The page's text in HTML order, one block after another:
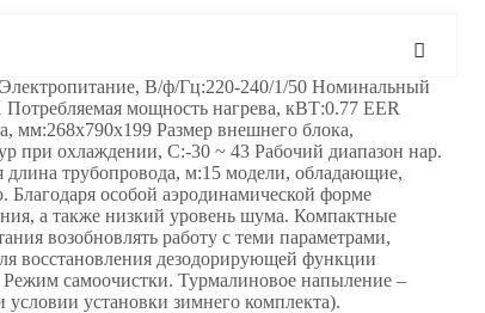
В/ф/Гц:220-240/1/50 Номинальный
мощность нагрева, кВТ:0.77 EER
мм:268x790x199 Размер внешнего блока,
при охлаждении, C:-30 ~ 43 Рабочий диапазон нар.
длина трубопровода, м:15 модели, обладающие,
особой аэродинамической форме
а также низкий уровень шума. Компактные
возобновлять работу с теми параметрами,
восстановления дезодорирующей функции
самоочистки. Турмалиновое напыление –
установки зимнего комплекта).